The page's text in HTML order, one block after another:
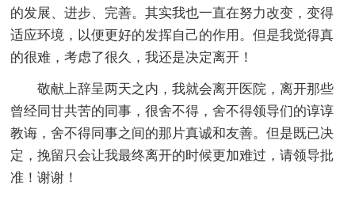
的发展、进步、完善。其实我也一直在努力改变，变得
适应环境，以便更好的发挥自己的作用。但是我觉得真
的很难，考虑了很久，我还是决定离开！
敬献上辞呈两天之内，我就会离开医院，离开那些
曾经同甘共苦的同事，很舍不得，舍不得领导们的谆谆
教诲，舍不得同事之间的那片真诚和友善。但是既已决
定，挽留只会让我最终离开的时候更加难过，请领导批
准！谢谢！